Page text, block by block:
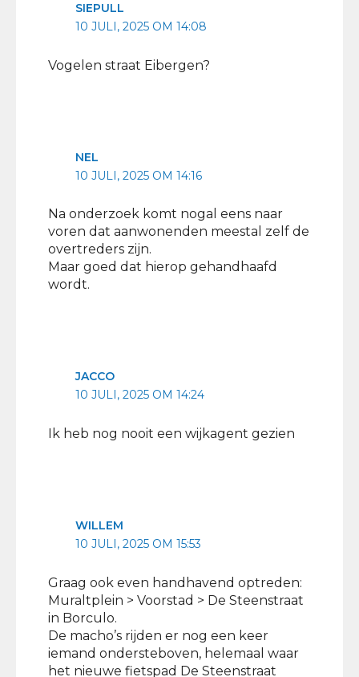
SIEPULL
10 JULI, 2025 OM 14:08
Vogelen straat Eibergen?
NEL
10 JULI, 2025 OM 14:16
Na onderzoek komt nogal eens naar
voren dat aanwonenden meestal zelf de
overtreders zijn.
Maar goed dat hierop gehandhaafd
wordt.
JACCO
10 JULI, 2025 OM 14:24
Ik heb nog nooit een wijkagent gezien
WILLEM
10 JULI, 2025 OM 15:53
Graag ook even handhavend optreden:
Muraltplein > Voorstad > De Steenstraat
in Borculo.
De macho’s rijden er nog een keer
iemand ondersteboven, helemaal waar
het nieuwe fietspad De Steenstraat